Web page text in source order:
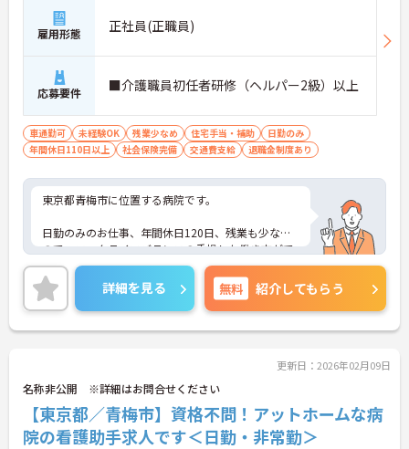
雇用形態 正社員(正職員)
応募要件 ■介護職員初任者研修（ヘルパー2級）以上
車通勤可 未経験OK 残業少なめ 住宅手当・補助
日勤のみ
年間休日110日以上
社会保険完備 交通費支給 退職金制度あり
東京都青梅市に位置する病院です。
日勤のみのお仕事、年間休日120日、残業も少ない
ので、ワークライフバランスの重視した働き方がで
きます。
スタッフの仲も良く、アットホームな雰囲気が自慢
です。
お話しいたしますのでお気軽にご相談ください。
詳細を見る 無料 紹介してもらう
更新日：2026年02月09日
名称非公開 ※詳細はお問合せください
【東京都／青梅市】資格不問！アットホームな病
院の看護助手求人です＜日勤・非常勤＞